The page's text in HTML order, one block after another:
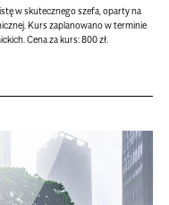
w skutecznego szefa, oparty na
Kurs zaplanowano w terminie
Cena za kurs: 800 zł.